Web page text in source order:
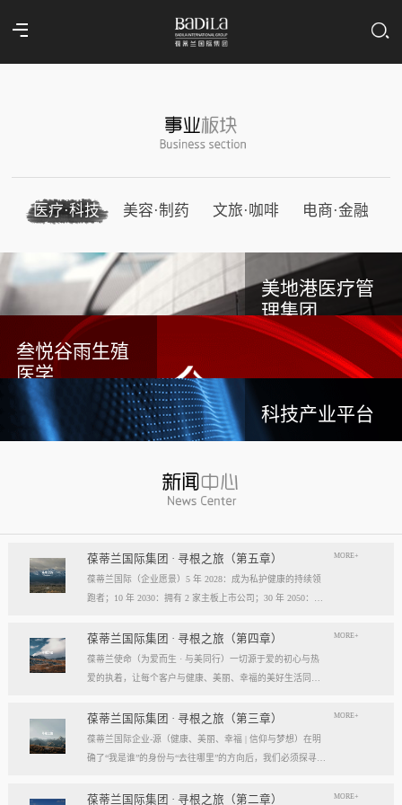
医疗·科技 美容·制药 文旅·咖啡 电商·金融
美地港医疗管
理集团
叁悦谷雨生殖
医学
科技产业平台
葆蒂兰国际集团 · 寻根之旅（第五章）
葆蒂兰国际（企业愿景）5 年 2028：成为私护健康的持续领
跑者；10 年 2030：拥有 2 家主板上市公司；30 年 2050：成
葆蒂兰国际立志成为健康产业中一个响亮的中国品牌。我们
以“为爱而生，与美同行”为使命，绘制出一幅清晰而雄心勃
勃的发展蓝图，旨在以坚实的步伐，从专业的深度走向事业
028 | 5年愿景）成为“私护健康领域的持续领跑者”· 定位： 我
MORE+
葆蒂兰国际集团 · 寻根之旅（第四章）
葆蒂兰使命（为爱而生 · 与美同行）一切源于爱的初心与热
爱的执着，让每个客户与健康、美丽、幸福的美好生活同
双翼“爱的初心”与“热爱的执着”，共同构成了葆蒂兰的精神内
核与力量源泉，二者如同呼吸，一呼一吸，生生不息。爱的
初心，是我们的根脉与方向。它是最初那份纯粹的善意、利
MORE+
葆蒂兰国际集团 · 寻根之旅（第三章）
葆蒂兰国际企业-源（健康、美丽、幸福 | 信仰与梦想）在明
确了“我是谁”的身份与“去往哪里”的方向后，我们必须探寻滋
格局与能量。它，就是葆蒂兰的“源”——我们一切思想与行
MORE+
葆蒂兰国际集团 · 寻根之旅（第二章） MORE+